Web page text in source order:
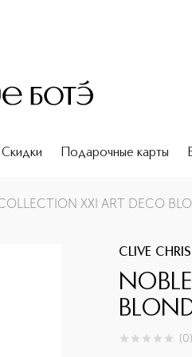
Скидки Подарочные карты
XXI ART DECO
CLIVE
0из 0 (0)